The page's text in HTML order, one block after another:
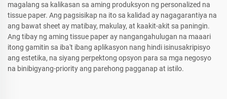
magalang sa kalikasan sa aming produksyon ng personalized na
tissue paper. Ang pagsisikap na ito sa kalidad ay nagagarantiya na
ang bawat sheet ay matibay, makulay, at kaakit-akit sa paningin.
Ang tibay ng aming tissue paper ay nangangahulugan na maaari
itong gamitin sa iba't ibang aplikasyon nang hindi isinusakripisyo
ang estetika, na siyang perpektong opsyon para sa mga negosyo
na binibigyang-priority ang parehong pagganap at istilo.